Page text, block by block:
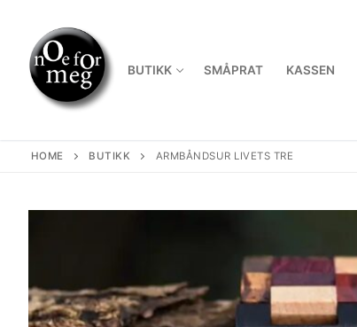
content
BUTIKK SMÅPRAT KASSEN
HOME BUTIKK ARMBÅNDSUR LIVETS TRE